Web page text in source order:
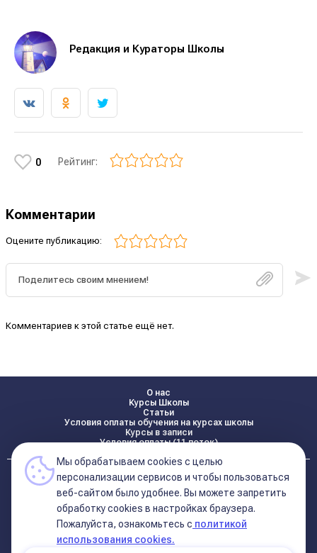
Редакция и Кураторы Школы
0 Рейтинг:
Комментарии
Оцените публикацию:
Комментариев к этой статье ещё нет.
О нас
Курсы Школы
Статьи
Условия оплаты обучения на курсах школы
Курсы в записи
Условия оплаты (11 поток)
Реквизиты
Контакты
Политика конфиденциальности
Договор оферта (соглашение)
+7 495 681 02 96
Мы обрабатываем cookies с целью
персонализации сервисов и чтобы пользоваться
веб-сайтом было удобнее. Вы можете запретить
обработку сookies в настройках браузера.
Пожалуйста, ознакомьтесь с политикой
использования cookies.